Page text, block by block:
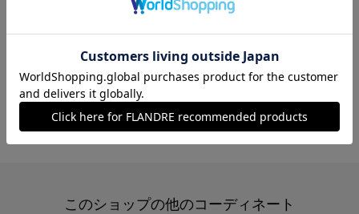
#パンツ #シャツ #休日 #女子会
#ウォッシャブル #イージーケア #デニム
#新作 #骨格ストレート
#シアー
このショップの他のコーディネート